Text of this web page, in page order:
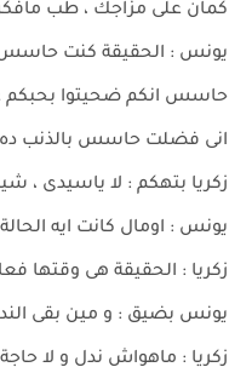
كمان على مزاجك ، طب
يونس : الحقيقة كنت حاسس
حاسس انكم ضحيتوا بحبكم
انى فضلت حاسس بالذنب ده
زكريا بتهكم : لا ياسيدى ،
يونس : اومال كانت ايه
زكريا : الحقيقة هى وقتها
يونس بضيق : و مين بقى
زكريا : ماهواش ندل و لا